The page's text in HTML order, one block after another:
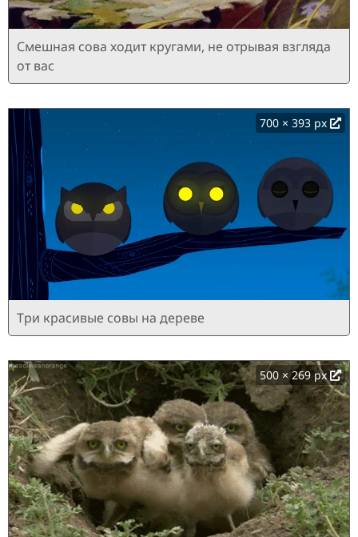
Смешная сова ходит кругами, не отрывая взгляда
от вас
700 × 393 px
Три красивые совы на дереве
500 × 269 px